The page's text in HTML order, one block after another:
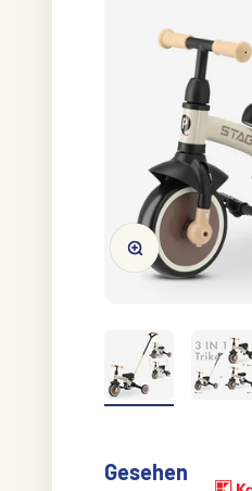
Vergrößern/Verkleinern
Gesehen